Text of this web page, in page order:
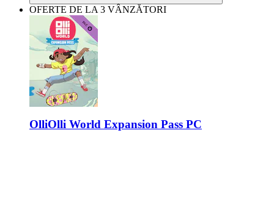
OFERTE DE LA 3 VÂNZĂTORI
OlliOlli World Expansion Pass PC